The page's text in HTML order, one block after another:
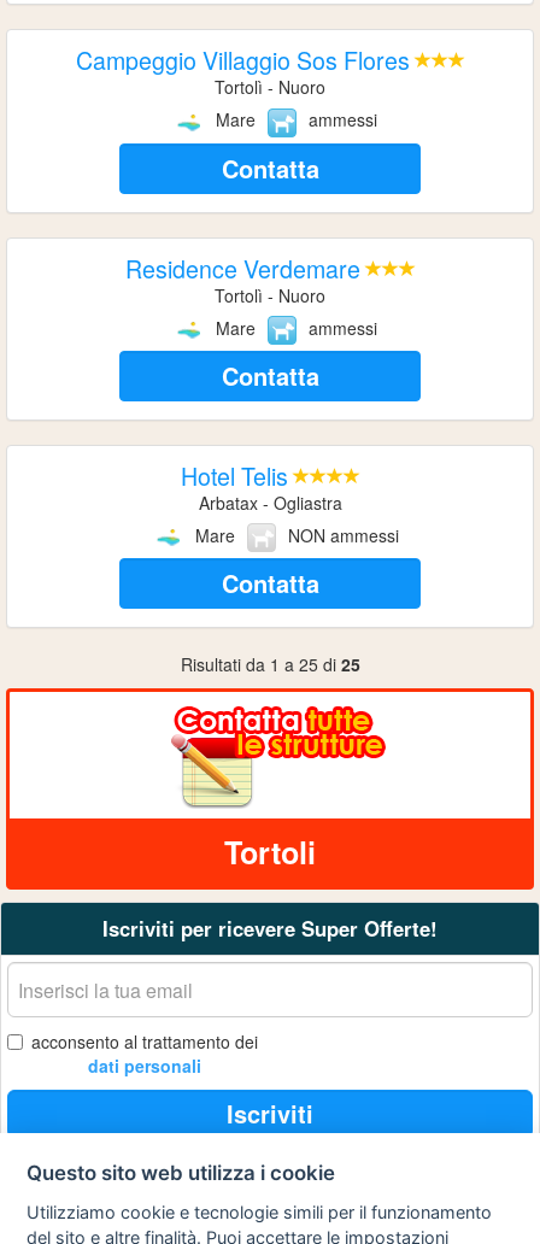
Campeggio Villaggio Sos Flores
Tortolì - Nuoro
Mare
ammessi
Contatta
Residence Verdemare
Tortolì - Nuoro
Mare
ammessi
Contatta
Hotel Telis
Arbatax - Ogliastra
Mare
NON ammessi
Contatta
Risultati da 1 a 25 di 25
Tortoli
Iscriviti per ricevere Super Offerte!
La
tua
email
acconsento al trattamento dei
dati personali
Iscriviti
Privacy
policy
Avviso
legale
Scrivici
Questo sito web utilizza i cookie
Utilizziamo cookie e tecnologie simili per il funzionamento
del sito e altre finalità. Puoi accettare le impostazioni